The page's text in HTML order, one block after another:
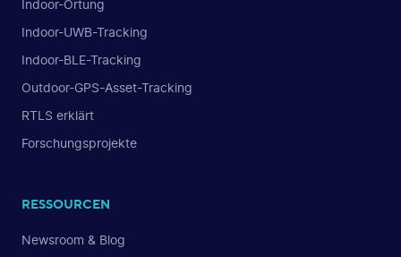
Indoor-Ortung
Indoor-UWB-Tracking
Indoor-BLE-Tracking
Outdoor-GPS-Asset-Tracking
RTLS erklärt
Forschungsprojekte
RESSOURCEN
Newsroom & Blog